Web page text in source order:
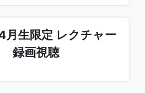
生限定 レクチャー
録画視聴